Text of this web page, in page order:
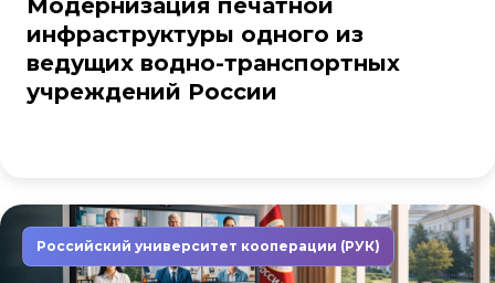
Модернизация печатной
инфраструктуры одного из
ведущих водно-транспортных
учреждений России
Российский университет кооперации (РУК)